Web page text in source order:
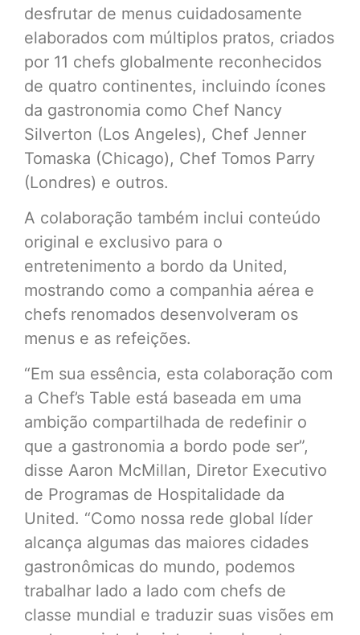
desfrutar de menus cuidadosamente
elaborados com múltiplos pratos, criados
por 11 chefs globalmente reconhecidos
de quatro continentes, incluindo ícones
da gastronomia como Chef Nancy
Silverton (Los Angeles), Chef Jenner
Tomaska (Chicago), Chef Tomos Parry
(Londres) e outros.
A colaboração também inclui conteúdo
original e exclusivo para o
entretenimento a bordo da United,
mostrando como a companhia aérea e
chefs renomados desenvolveram os
menus e as refeições.
“Em sua essência, esta colaboração com
a Chef’s Table está baseada em uma
ambição compartilhada de redefinir o
que a gastronomia a bordo pode ser”,
disse Aaron McMillan, Diretor Executivo
de Programas de Hospitalidade da
United. “Como nossa rede global líder
alcança algumas das maiores cidades
gastronômicas do mundo, podemos
trabalhar lado a lado com chefs de
classe mundial e traduzir suas visões em